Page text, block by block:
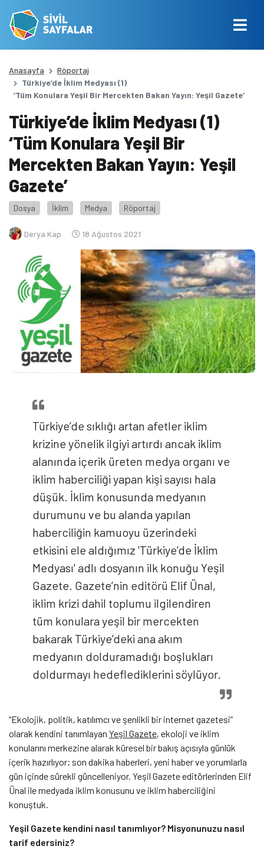
Anasayfa
Röportaj
Türkiye’de İklim Medyası (1)
‘Tüm Konulara Yeşil Bir Mercekten Bakan Yayın: Yeşil Gazete’
Türkiye’de İklim Medyası (1)
‘Tüm Konulara Yeşil Bir
Mercekten Bakan Yayın: Yeşil
Gazete’
Dosya İklim Medya Röportaj
Derya Kap 18 Ağustos 2021
Türkiye’de sıklığı artan afetler iklim
krizine yönelik ilgiyi artırdı ancak iklim
alanında içerik üreten medya organı ve
iklim haberciliği yapan kişi sayısı hala
düşük. İklim konusunda medyanın
durumunu ve bu alanda yapılan
haberciliğin kamuoyu üzerindeki
etkisini ele aldığımız 'Türkiye’de İklim
Medyası' adlı dosyanın ilk konuğu Yeşil
Gazete. Gazete’nin editörü Elif Ünal,
iklim krizi dahil toplumu ilgilendiren
tüm konulara yeşil bir mercekten
bakarak Türkiye’deki ana akım
medyanın dolduramadığı boşlukları
doldurmayı hedeflediklerini söylüyor.
“Ekolojik, politik, katılımcı ve şenlikli bir internet gazetesi”
olarak kendini tanımlayan Yeşil Gazete, ekoloji ve iklim
konularını merkezine alarak küresel bir bakış açısıyla günlük
içerik hazırlıyor; son dakika haberleri, yeni haber ve yorumlarla
gün içinde sürekli güncelleniyor. Yeşil Gazete editörlerinden Elif
Ünal ile medyada iklim konusunu ve iklim haberciliğini
konuştuk.
Yeşil Gazete kendini nasıl tanımlıyor? Misyonunuzu nasıl
tarif edersiniz?